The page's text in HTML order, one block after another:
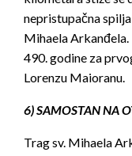
nepristupačna
Mihaela
490. godine za
Lorenzu Maioranu.
6) SAMOSTAN NA
Trag sv. Mihaela